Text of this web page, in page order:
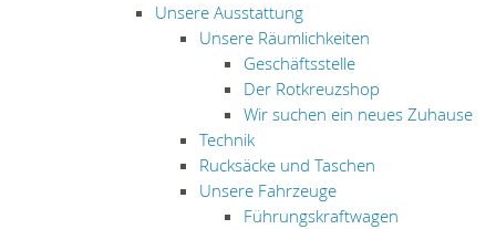
Unsere Ausstattung
Unsere Räumlichkeiten
Geschäftsstelle
Der Rotkreuzshop
Wir suchen ein neues Zuhause
Technik
Rucksäcke und Taschen
Unsere Fahrzeuge
Führungskraftwagen